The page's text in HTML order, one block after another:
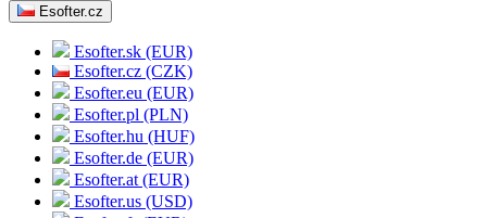
Esofter.cz
Esofter.sk (EUR)
Esofter.cz (CZK)
Esofter.eu (EUR)
Esofter.pl (PLN)
Esofter.hu (HUF)
Esofter.de (EUR)
Esofter.at (EUR)
Esofter.us (USD)